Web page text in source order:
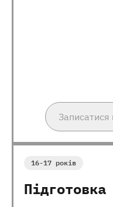
Записатися
16-17 років